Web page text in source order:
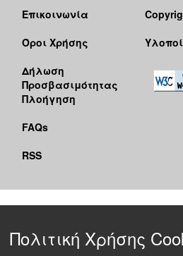
Επικοινωνία
Όροι Χρήσης
Δήλωση
Προσβασιμότητας
Πλοήγηση
FAQs
RSS
Πολιτική Χρήσης